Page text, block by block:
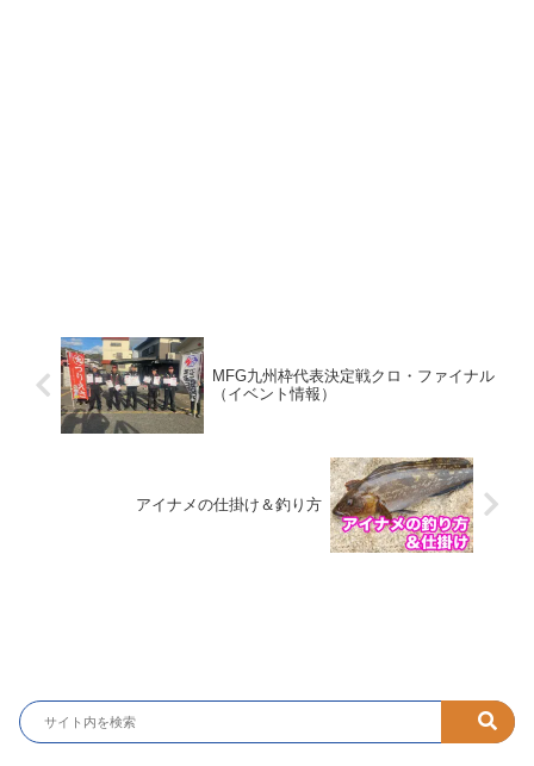
MFG九州枠代表決定戦クロ・ファイナル
（イベント情報）
アイナメの仕掛け＆釣り方